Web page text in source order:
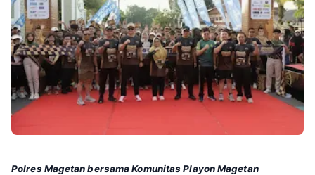
Polres Magetan bersama Komunitas Playon Magetan